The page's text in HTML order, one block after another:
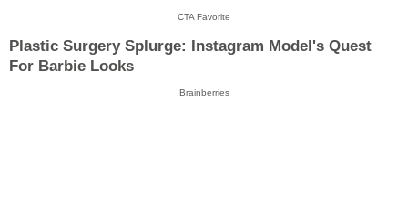
CTA Favorite
Plastic Surgery Splurge: Instagram Model's Quest
For Barbie Looks
Brainberries